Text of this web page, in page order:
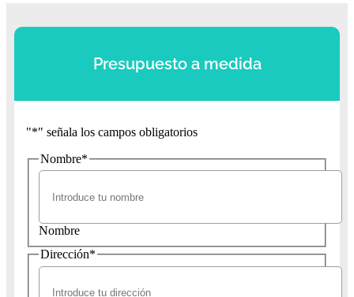
Presupuesto a medida
"*" señala los campos obligatorios
Nombre*
Nombre
Dirección*